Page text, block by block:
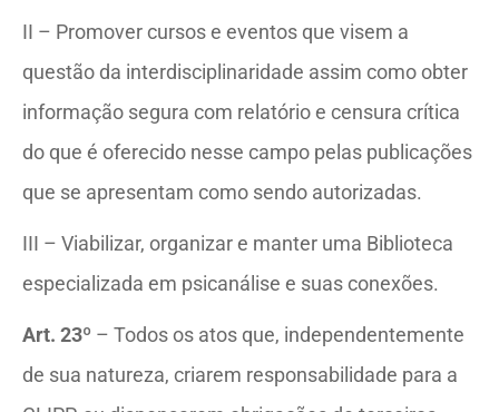
II – Promover cursos e eventos que visem a
questão da interdisciplinaridade assim como obter
informação segura com relatório e censura crítica
do que é oferecido nesse campo pelas publicações
que se apresentam como sendo autorizadas.
III – Viabilizar, organizar e manter uma Biblioteca
especializada em psicanálise e suas conexões.
Art. 23º – Todos os atos que, independentemente
de sua natureza, criarem responsabilidade para a